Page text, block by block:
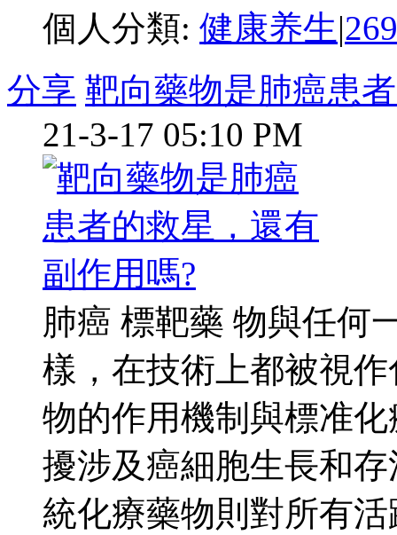
個人分類: 健康养生|
分享 靶向藥物是肺癌患
21-3-17 05:10 PM
肺癌 標靶藥 物與任何
樣，在技術上都被視
物的作用機制與標准
擾涉及癌細胞生長和
統化療藥物則對所有